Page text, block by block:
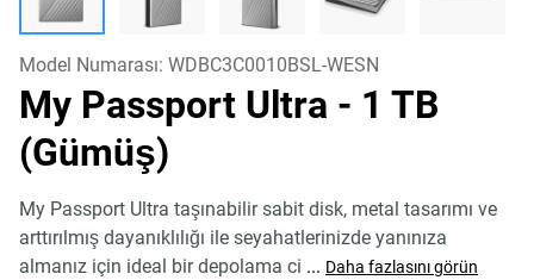
Model Numarası: WDBC3C0010BSL-WESN
My Passport Ultra - 1 TB
(Gümüş)
My Passport Ultra taşınabilir sabit disk, metal tasarımı ve
arttırılmış dayanıklılığı ile seyahatlerinizde yanınıza
almanız için ideal bir depolama ci ... Daha fazlasını görün